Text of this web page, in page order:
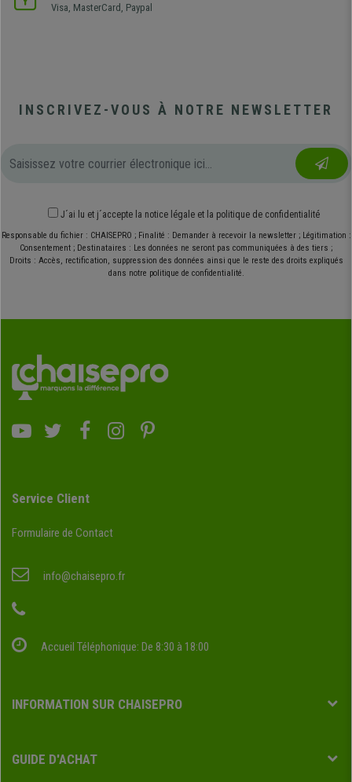
Visa, MasterCard, Paypal
INSCRIVEZ-VOUS À NOTRE NEWSLETTER
J´ai lu et j´accepte la notice légale et la politique de confidentialité
Responsable du fichier : CHAISEPRO ; Finalité : Demander à recevoir la newsletter ; Légitimation :
Consentement ; Destinataires : Les données ne seront pas communiquées à des tiers ;
Droits : Accès, rectification, suppression des données ainsi que le reste des droits expliqués
dans notre politique de confidentialité.
Service Client
Formulaire de Contact
info@chaisepro.fr
Accueil Téléphonique: De 8:30 à 18:00
INFORMATION SUR CHAISEPRO
GUIDE D'ACHAT